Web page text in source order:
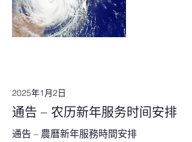
2025年1月2日
通告 – 农历新年服务时间安排
通告 – 農曆新年服務時間安排